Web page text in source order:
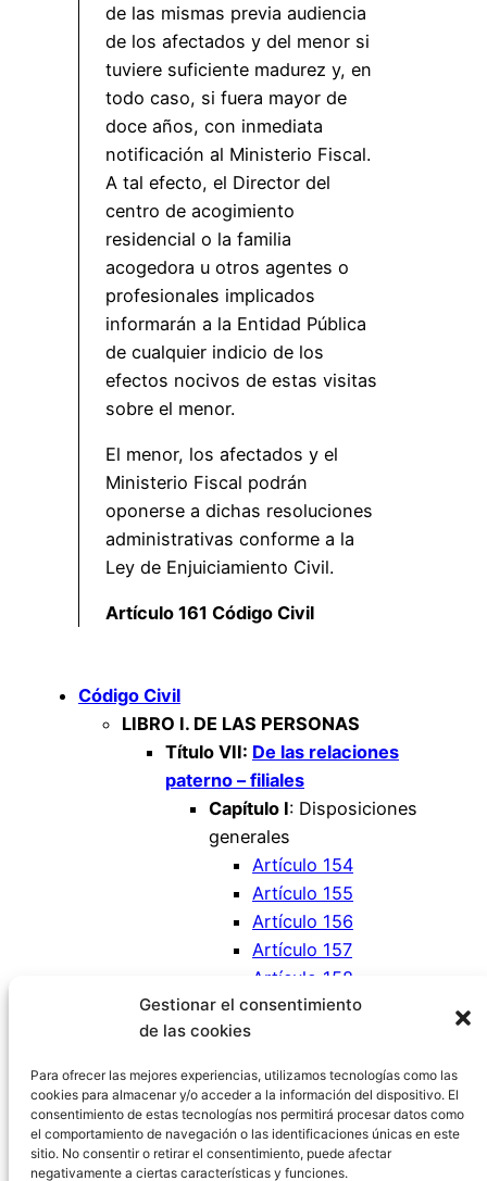
Gestionar el consentimiento
de las cookies
Para ofrecer las mejores experiencias, utilizamos tecnologías como las
cookies para almacenar y/o acceder a la información del dispositivo. El
consentimiento de estas tecnologías nos permitirá procesar datos como
el comportamiento de navegación o las identificaciones únicas en este
sitio. No consentir o retirar el consentimiento, puede afectar
negativamente a ciertas características y funciones.
de las mismas previa audiencia
de los afectados y del menor si
tuviere suficiente madurez y, en
todo caso, si fuera mayor de
doce años, con inmediata
notificación al Ministerio Fiscal.
A tal efecto, el Director del
centro de acogimiento
residencial o la familia
acogedora u otros agentes o
profesionales implicados
informarán a la Entidad Pública
de cualquier indicio de los
efectos nocivos de estas visitas
sobre el menor.
El menor, los afectados y el
Ministerio Fiscal podrán
oponerse a dichas resoluciones
administrativas conforme a la
Ley de Enjuiciamiento Civil.
Artículo 161 Código Civil
Código Civil
LIBRO I. DE LAS PERSONAS
Título VII: De las relaciones
paterno – filiales
Capítulo I: Disposiciones
generales
Artículo 154
Artículo 155
Artículo 156
Artículo 157
Artículo 158
Artículo 159